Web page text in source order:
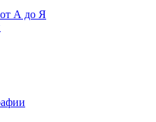
от А до Я